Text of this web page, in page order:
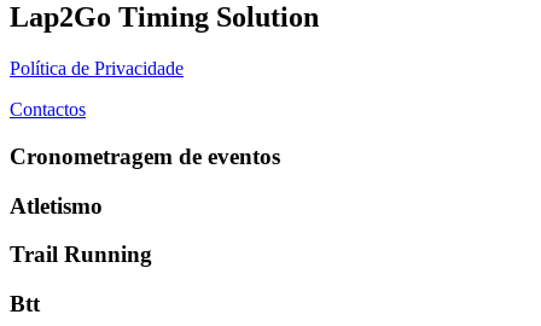
Lap2Go Timing Solution
Política de Privacidade
Contactos
Cronometragem de eventos
Atletismo
Trail Running
Btt